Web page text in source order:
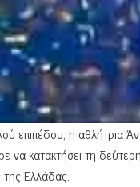
επιπέδου, η αθλήτρια
να κατακτήσει τη
της Ελλάδας.